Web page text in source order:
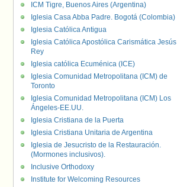
ICM Tigre, Buenos Aires (Argentina)
Iglesia Casa Abba Padre. Bogotá (Colombia)
Iglesia Católica Antigua
Iglesia Católica Apostólica Carismática Jesús
Rey
Iglesia católica Ecuménica (ICE)
Iglesia Comunidad Metropolitana (ICM) de
Toronto
Iglesia Comunidad Metropolitana (ICM) Los
Ángeles-EE.UU.
Iglesia Cristiana de la Puerta
Iglesia Cristiana Unitaria de Argentina
Iglesia de Jesucristo de la Restauración.
(Mormones inclusivos).
Inclusive Orthodoxy
Institute for Welcoming Resources